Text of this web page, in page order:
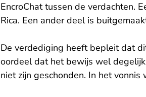
EncroChat tussen de verdachten.
Rica. Een ander deel is
De verdediging heeft bepleit dat
oordeel dat het bewijs wel
niet zijn geschonden. In het